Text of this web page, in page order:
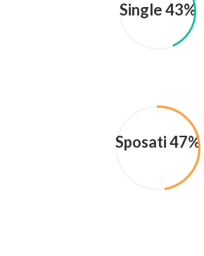
Single 43%
Sposati 47%